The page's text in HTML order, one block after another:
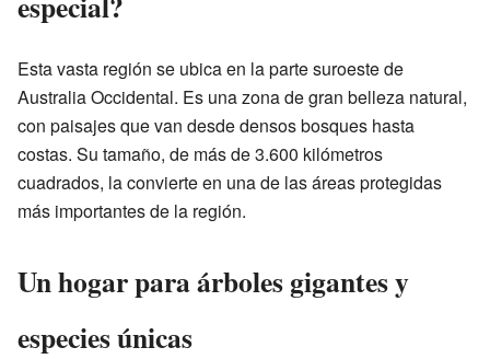
Esta vasta región se ubica en la parte suroeste de
Australia Occidental. Es una zona de gran belleza natural,
con paisajes que van desde densos bosques hasta
costas. Su tamaño, de más de 3.600 kilómetros
cuadrados, la convierte en una de las áreas protegidas
más importantes de la región.
Un hogar para árboles gigantes y
especies únicas